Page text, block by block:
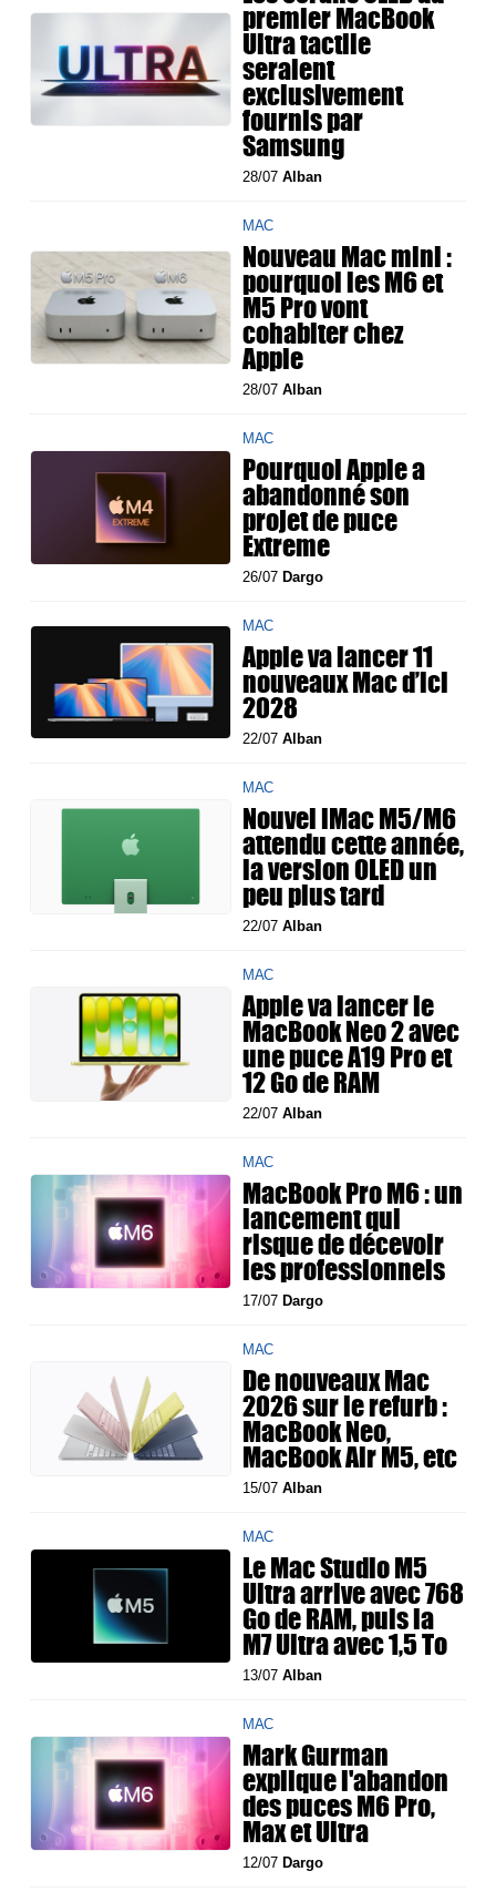
premier MacBook
Ultra tactile
seraient
exclusivement
fournis par
Samsung
28/07Alban
MAC
Nouveau Mac mini :
pourquoi les M6 et
M5 Pro vont
cohabiter chez
Apple
28/07Alban
MAC
Pourquoi Apple a
abandonné son
projet de puce
Extreme
26/07 Dargo
MAC
Apple va lancer 11
nouveaux Mac d’ici
2028
22/07Alban
MAC
Nouvel iMac M5/M6
attendu cette année,
la version OLED un
peu plus tard
22/07Alban
MAC
Apple va lancer le
MacBook Neo 2 avec
une puce A19 Pro et
12 Go de RAM
22/07Alban
MAC
MacBook Pro M6 : un
lancement qui
risque de décevoir
les professionnels
17/07 Dargo
MAC
De nouveaux Mac
2026 sur le refurb :
MacBook Neo,
MacBook Air M5, etc
15/07Alban
MAC
Le Mac Studio M5
Ultra arrive avec 768
Go de RAM, puis la
M7 Ultra avec 1,5 To
13/07Alban
MAC
Mark Gurman
explique l'abandon
des puces M6 Pro,
Max et Ultra
12/07 Dargo